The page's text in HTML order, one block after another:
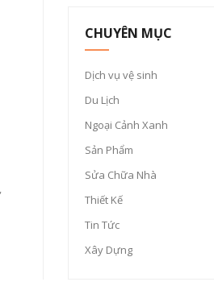
CHUYÊN MỤC
Dịch vụ vệ sinh
Du Lịch
Ngoại Cảnh Xanh
Sản Phẩm
Sửa Chữa Nhà
Thiết Kế
Tin Tức
Xây Dựng